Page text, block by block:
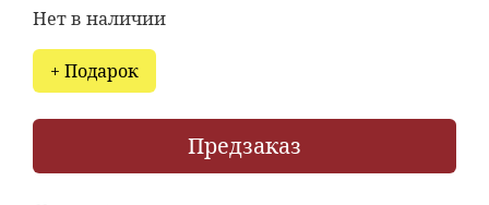
Нет в наличии
+ Подарок
Предзаказ